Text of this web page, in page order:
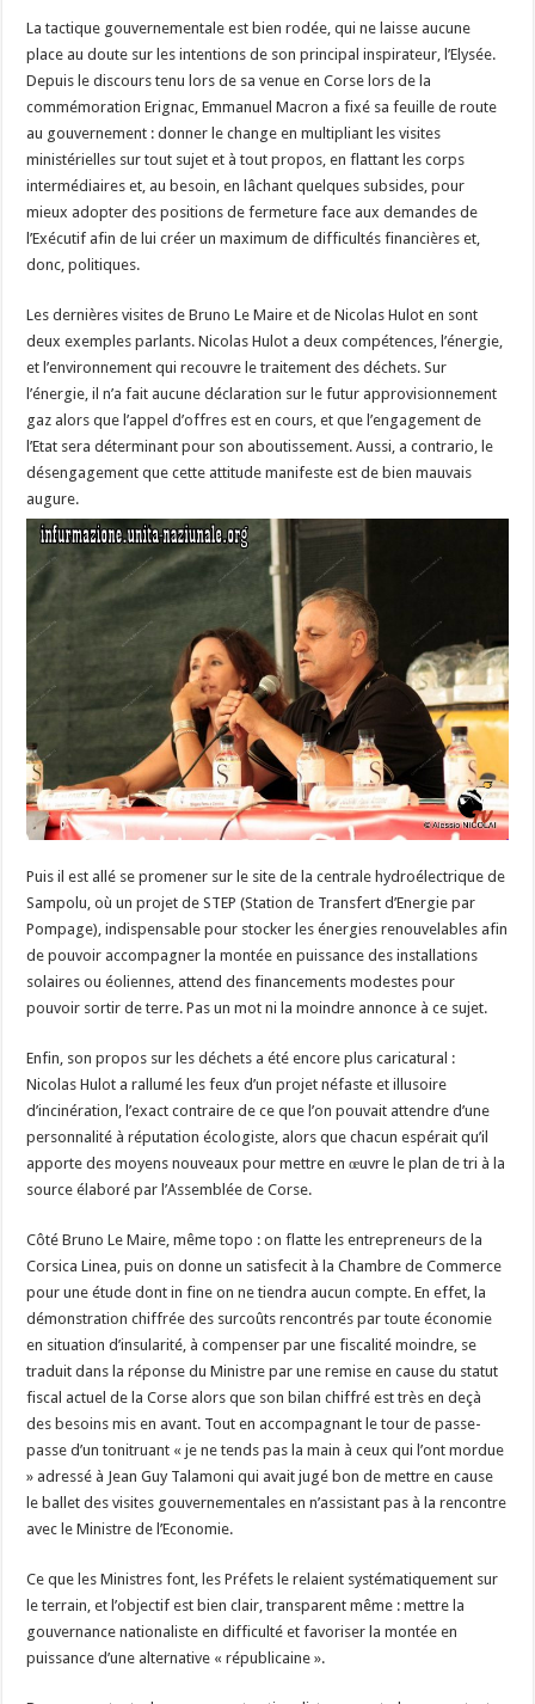
La tactique gouvernementale est bien rodée, qui ne laisse aucune
place au doute sur les intentions de son principal inspirateur, l’Elysée.
Depuis le discours tenu lors de sa venue en Corse lors de la
commémoration Erignac, Emmanuel Macron a fixé sa feuille de route
au gouvernement : donner le change en multipliant les visites
ministérielles sur tout sujet et à tout propos, en flattant les corps
intermédiaires et, au besoin, en lâchant quelques subsides, pour
mieux adopter des positions de fermeture face aux demandes de
l’Exécutif afin de lui créer un maximum de difficultés financières et,
donc, politiques.
Les dernières visites de Bruno Le Maire et de Nicolas Hulot en sont
deux exemples parlants. Nicolas Hulot a deux compétences, l’énergie,
et l’environnement qui recouvre le traitement des déchets. Sur
l’énergie, il n’a fait aucune déclaration sur le futur approvisionnement
gaz alors que l’appel d’offres est en cours, et que l’engagement de
l’Etat sera déterminant pour son aboutissement. Aussi, a contrario, le
désengagement que cette attitude manifeste est de bien mauvais
augure.
Puis il est allé se promener sur le site de la centrale hydroélectrique de
Sampolu, où un projet de STEP (Station de Transfert d’Energie par
Pompage), indispensable pour stocker les énergies renouvelables afin
de pouvoir accompagner la montée en puissance des installations
solaires ou éoliennes, attend des financements modestes pour
pouvoir sortir de terre. Pas un mot ni la moindre annonce à ce sujet.
Enfin, son propos sur les déchets a été encore plus caricatural :
Nicolas Hulot a rallumé les feux d’un projet néfaste et illusoire
d’incinération, l’exact contraire de ce que l’on pouvait attendre d’une
personnalité à réputation écologiste, alors que chacun espérait qu’il
apporte des moyens nouveaux pour mettre en œuvre le plan de tri à la
source élaboré par l’Assemblée de Corse.
Côté Bruno Le Maire, même topo : on flatte les entrepreneurs de la
Corsica Linea, puis on donne un satisfecit à la Chambre de Commerce
pour une étude dont in fine on ne tiendra aucun compte. En effet, la
démonstration chiffrée des surcoûts rencontrés par toute économie
en situation d’insularité, à compenser par une fiscalité moindre, se
traduit dans la réponse du Ministre par une remise en cause du statut
fiscal actuel de la Corse alors que son bilan chiffré est très en deçà
des besoins mis en avant. Tout en accompagnant le tour de passe-
passe d’un tonitruant « je ne tends pas la main à ceux qui l’ont mordue
» adressé à Jean Guy Talamoni qui avait jugé bon de mettre en cause
le ballet des visites gouvernementales en n’assistant pas à la rencontre
avec le Ministre de l’Economie.
Ce que les Ministres font, les Préfets le relaient systématiquement sur
le terrain, et l’objectif est bien clair, transparent même : mettre la
gouvernance nationaliste en difficulté et favoriser la montée en
puissance d’une alternative « républicaine ».